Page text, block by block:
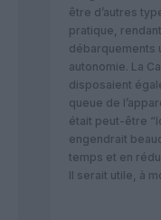
être d’autres
pratique,
débarquements
autonomie. La
disposaient
queue de
était peut-être
engendrait
temps et en
Il serait utile, à